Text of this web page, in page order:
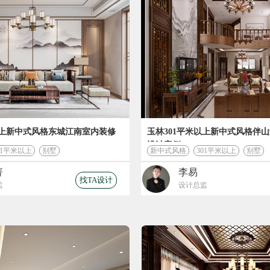
新中式风格东城江南室内装修
平米以上 别墅
找TA设计
玉林301平米以上新中式风格伴
设计案例
新中式风格 301平米以上 别墅
李易
设计总监
您的装修
87258
设计费 (元)
41334